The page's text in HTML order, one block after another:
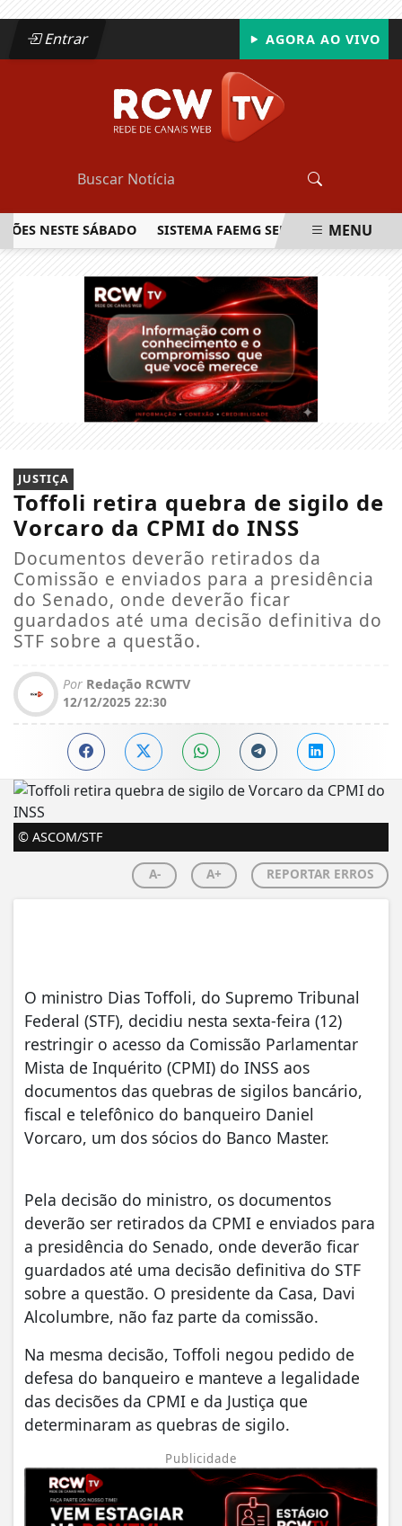
Entrar AGORA AO VIVO
SÁBADO SISTEMA FAEMG SENAR LANÇA OMENU
JUSTIÇA
Toffoli retira quebra de sigilo de
Vorcaro da CPMI do INSS
Documentos deverão retirados da
Comissão e enviados para a presidência
do Senado, onde deverão ficar
guardados até uma decisão definitiva do
STF sobre a questão.
Por Redação RCWTV
12/12/2025 22:30
© ASCOM/STF
A- A+ REPORTAR ERROS
O ministro Dias Toffoli, do Supremo Tribunal
Federal (STF), decidiu nesta sexta-feira (12)
restringir o acesso da Comissão Parlamentar
Mista de Inquérito (CPMI) do INSS aos
documentos das quebras de sigilos bancário,
fiscal e telefônico do banqueiro Daniel
Vorcaro, um dos sócios do Banco Master.
Pela decisão do ministro, os documentos
deverão ser retirados da CPMI e enviados para
a presidência do Senado, onde deverão ficar
guardados até uma decisão definitiva do STF
sobre a questão. O presidente da Casa, Davi
Alcolumbre, não faz parte da comissão.
Na mesma decisão, Toffoli negou pedido de
defesa do banqueiro e manteve a legalidade
das decisões da CPMI e da Justiça que
determinaram as quebras de sigilo.
Publicidade